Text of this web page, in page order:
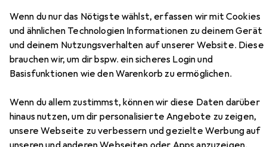
Wenn du nur das Nötigste wählst, erfassen wir mit Cookies
und ähnlichen Technologien Informationen zu deinem Gerät
und deinem Nutzungsverhalten auf unserer Website. Diese
brauchen wir, um dir bspw. ein sicheres Login und
Basisfunktionen wie den Warenkorb zu ermöglichen.
Wenn du allem zustimmst, können wir diese Daten darüber
hinaus nutzen, um dir personalisierte Angebote zu zeigen,
unsere Webseite zu verbessern und gezielte Werbung auf
HaglöfsL.i.m Low Proof Eco Schuhe
38.5
Zubehör für Haglöfs L.i.m Low
Proof Eco Schuhe
Hier findest du passendes Zubehör zum Produkt Haglöfs